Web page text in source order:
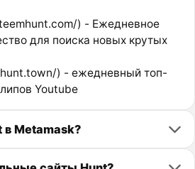
) - Ежедневное
для поиска новых крутых
) - ежедневный топ-
Youtube
в Metamask?